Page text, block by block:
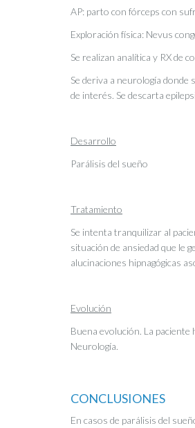
AP: parto con fórceps con
Exploración física: Nevus
Se realizan analítica y RX de
Se deriva a neurología
de interés. Se descarta
Desarrollo
Parálisis del sueño
Tratamiento
Se intenta tranquilizar al
situación de ansiedad que le
alucinaciones hipnagógicas
Evolución
Buena evolución. La
Neurología.
CONCLUSIONES
En casos de parálisis del